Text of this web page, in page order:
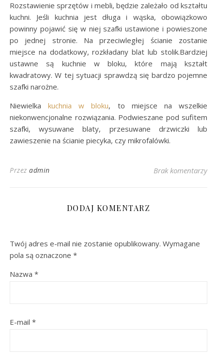
Rozstawienie sprzętów i mebli, będzie zależało od kształtu
kuchni. Jeśli kuchnia jest długa i wąska, obowiązkowo
powinny pojawić się w niej szafki ustawione i powieszone
po jednej stronie. Na przeciwległej ścianie zostanie
miejsce na dodatkowy, rozkładany blat lub stolik.Bardziej
ustawne są kuchnie w bloku, które mają kształt
kwadratowy. W tej sytuacji sprawdzą się bardzo pojemne
szafki narożne.
Niewielkakuchnia w bloku, to miejsce na wszelkie
niekonwencjonalne rozwiązania. Podwieszane pod sufitem
szafki, wysuwane blaty, przesuwane drzwiczki lub
zawieszenie na ścianie piecyka, czy mikrofalówki.
Przez admin Brak komentarzy
DODAJ KOMENTARZ
Twój adres e-mail nie zostanie opublikowany. Wymagane
pola są oznaczone *
Nazwa *
E-mail *